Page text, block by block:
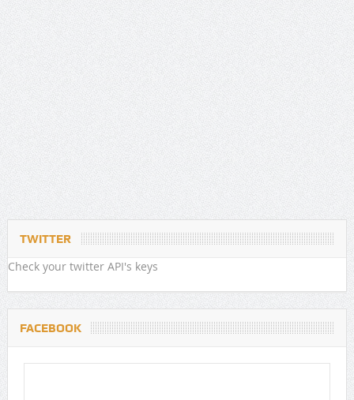
TWITTER
Check your twitter API's keys
FACEBOOK